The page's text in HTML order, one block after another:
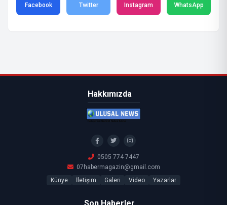
Facebook Twitter Instagram WhatsApp
Hakkımızda
0505 774 7447
07habermagazin@gmail.com
Künye
İletişim Galeri Video Yazarlar